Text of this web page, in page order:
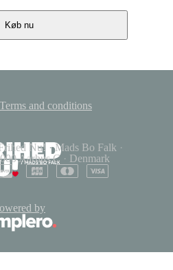
Køb nu
Terms and conditions
Nu! · Mads Bo Falk ·
Aarhus C · Denmark
by